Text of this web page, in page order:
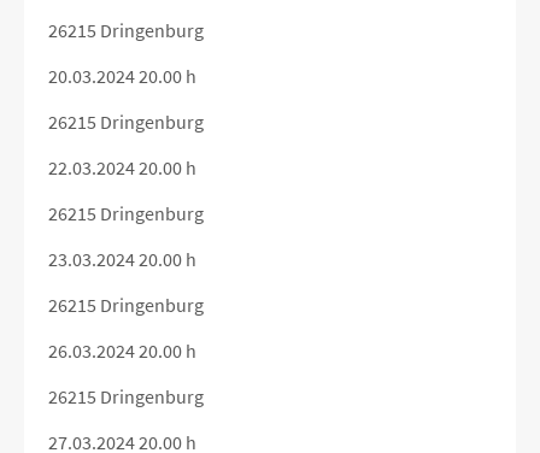
26215 Dringenburg
20.03.2024 20.00 h
26215 Dringenburg
22.03.2024 20.00 h
26215 Dringenburg
23.03.2024 20.00 h
26215 Dringenburg
26.03.2024 20.00 h
26215 Dringenburg
27.03.2024 20.00 h